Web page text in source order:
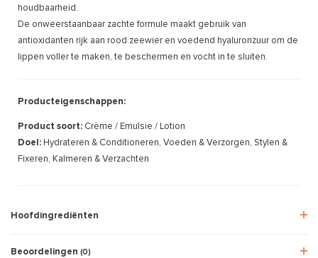
houdbaarheid.
De onweerstaanbaar zachte formule maakt gebruik van
antioxidanten rijk aan rood zeewier en voedend hyaluronzuur om de
lippen voller te maken, te beschermen en vocht in te sluiten.
Producteigenschappen:
Product soort: Crème / Emulsie / Lotion
Doel: Hydrateren & Conditioneren, Voeden & Verzorgen, Stylen &
Fixeren, Kalmeren & Verzachten
Hoofdingrediënten
Beoordelingen (0)